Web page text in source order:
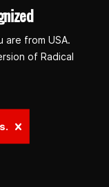
from USA.
of Radical